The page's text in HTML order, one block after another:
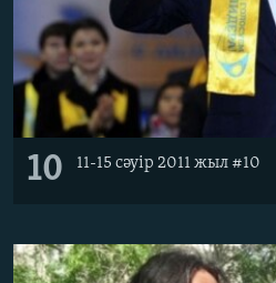
10 11-15 сәуір 2011 жыл #10